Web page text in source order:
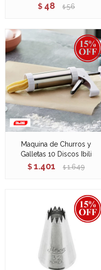
$ 48 $ 56
Maquina de Churros y
Galletas 10 Discos Ibili
$ 1.401 $ 1.649